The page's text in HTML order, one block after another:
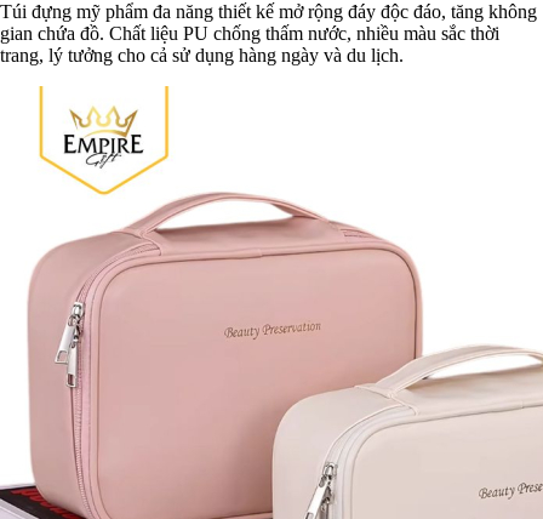
Túi đựng mỹ phẩm đa năng thiết kế mở rộng đáy độc đáo, tăng không
gian chứa đồ. Chất liệu PU chống thấm nước, nhiều màu sắc thời
trang, lý tưởng cho cả sử dụng hàng ngày và du lịch.